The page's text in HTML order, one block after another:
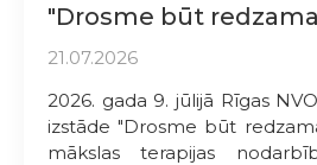
"Drosme būt
21.07.2026
2026. gada 9. jūlijā Rīgas
izstāde "Drosme būt
mākslas terapijas